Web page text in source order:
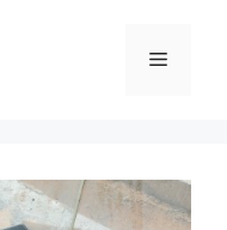
Menu